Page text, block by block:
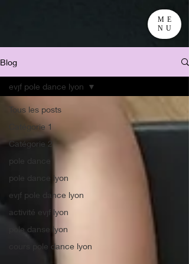
ME
NU
Blog
Tous les posts
Catégorie 1
Catégorie 2
pole dance
pole dance lyon
evjf pole dance lyon
activité evjf lyon
pole danse lyon
cours pole dance lyon
evjf pole dance lyon